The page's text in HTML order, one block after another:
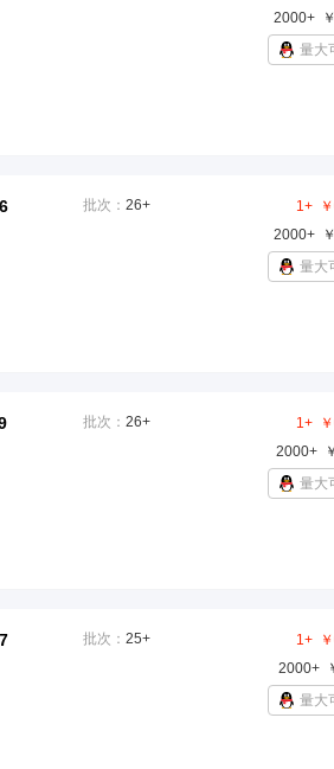
2000+
￥
量大
批次： 26+ 1+ ￥
2000+
￥
量大
批次： 26+ 1+ ￥
2000+
￥
量大
批次： 25+ 1+ ￥
2000+
量大